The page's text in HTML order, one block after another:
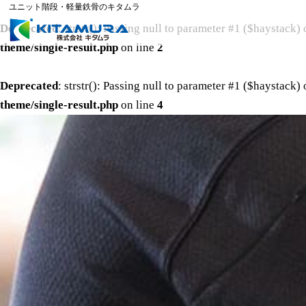
Deprecated: strstr(): Passing null to parameter #1
theme/single-result.php on line 2
Deprecated: strstr(): Passing null to parameter #1
theme/single-result.php on line 4
ユニット階段・軽量鉄骨のキタムラ